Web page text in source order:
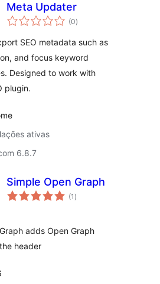
Meta Updater
(0avaliações
totais
)
SEO metadata such as
and focus keyword
Designed to work with
plugin.
ativas
6.8.7
Simple Open Graph
(1 avaliações
totais
)
adds Open Graph
header